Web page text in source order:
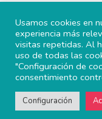
© 2022 Periscopio
Usamos cookies en
experiencia más
visitas repetidas. Al
uso de todas las
"Configuración de
consentimiento
Configuración